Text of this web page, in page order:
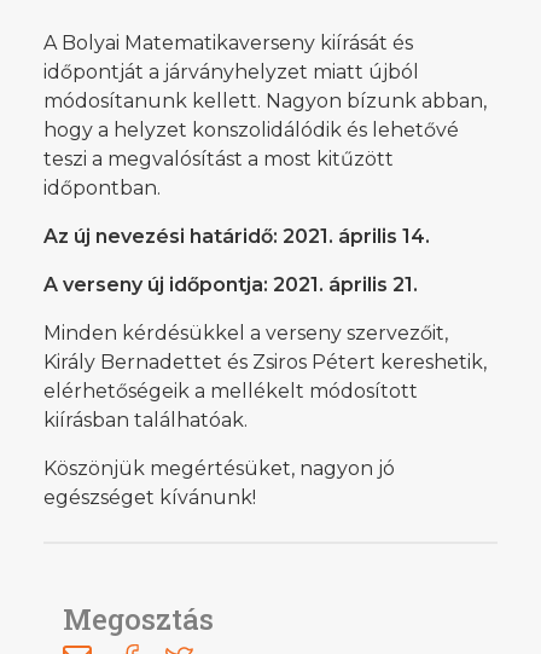
A Bolyai Matematikaverseny kiírását és
időpontját a járványhelyzet miatt újból
módosítanunk kellett. Nagyon bízunk abban,
hogy a helyzet konszolidálódik és lehetővé
teszi a megvalósítást a most kitűzött
időpontban.
Az új nevezési határidő: 2021. április 14.
A verseny új időpontja: 2021. április 21.
Minden kérdésükkel a verseny szervezőit,
Király Bernadettet és Zsiros Pétert kereshetik,
elérhetőségeik a mellékelt módosított
kiírásban találhatóak.
Köszönjük megértésüket, nagyon jó
egészséget kívánunk!
Megosztás